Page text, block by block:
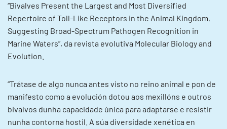
“Bivalves Present the Largest and Most Diversified
Repertoire of Toll-Like Receptors in the Animal Kingdom,
Suggesting Broad-Spectrum Pathogen Recognition in
Marine Waters”, da revista evolutiva Molecular Biology and
Evolution.
“Trátase de algo nunca antes visto no reino animal e pon de
manifesto como a evolución dotou aos mexillóns e outros
bivalvos dunha capacidade única para adaptarse e resistir
nunha contorna hostil. A súa diversidade xenética en